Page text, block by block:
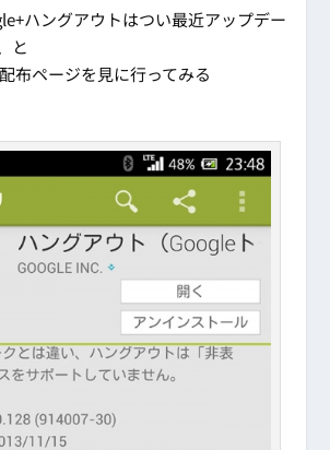
ハングアウトはつい最近アップデー
と
布ページを見に行ってみる